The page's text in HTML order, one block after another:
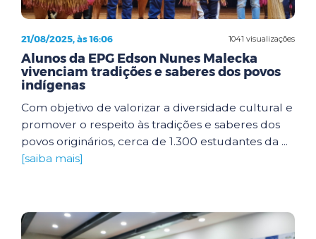
1041 visualizações
21/08/2025, às 16:06
Alunos da EPG Edson Nunes Malecka
vivenciam tradições e saberes dos povos
indígenas
Com objetivo de valorizar a diversidade cultural e
promover o respeito às tradições e saberes dos
povos originários, cerca de 1.300 estudantes da ...
[saiba mais]